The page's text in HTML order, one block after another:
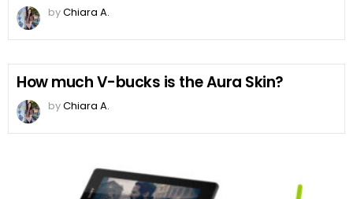
byChiara A.
How much V-bucks is the Aura Skin?
byChiara A.